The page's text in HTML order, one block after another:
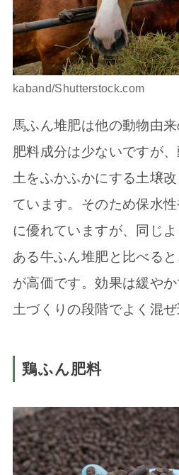
kaband/Shutterstock.com
馬ふん堆肥は他の動物由
肥料成分は少ないですが
土をふかふかにする土壌
ています。そのため保水
に優れていますが、同じ
ある牛ふん堆肥と比べる
が高価です。効果は緩や
土づくりの段階でよく混ぜ
鶏ふん肥料